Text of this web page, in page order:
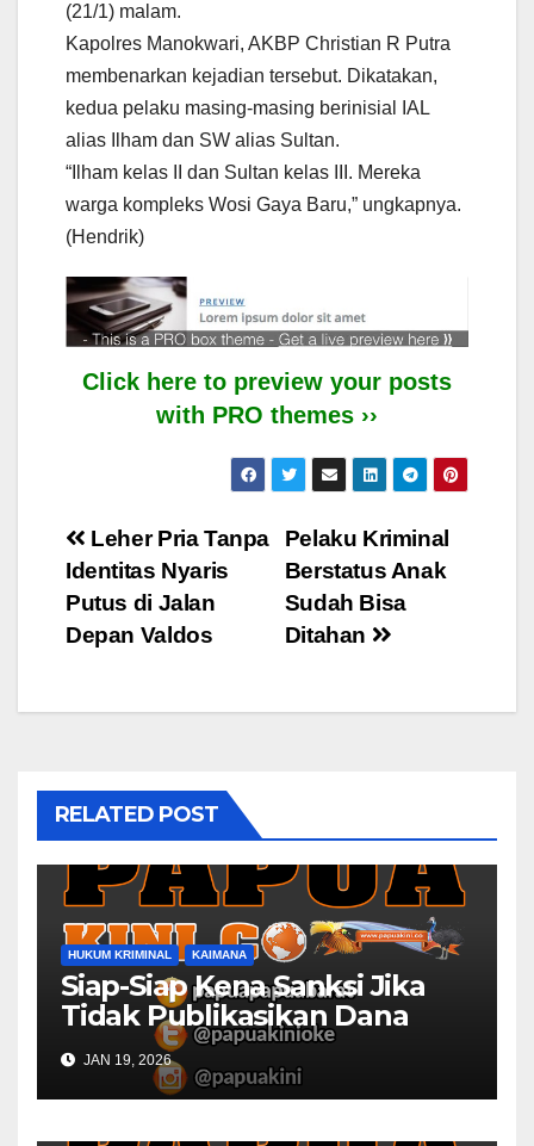
(21/1) malam.
Kapolres Manokwari, AKBP Christian R Putra
membenarkan kejadian tersebut. Dikatakan,
kedua pelaku masing-masing berinisial IAL
alias Ilham dan SW alias Sultan.
“Ilham kelas II dan Sultan kelas III. Mereka
warga kompleks Wosi Gaya Baru,” ungkapnya.
(Hendrik)
Click here to preview your posts
with PRO themes ››
Post
navigation
Pelaku Kriminal
Berstatus Anak
Sudah Bisa
Ditahan
Leher Pria Tanpa
Identitas Nyaris
Putus di Jalan
Depan Valdos
RELATED POST
HUKUM KRIMINAL KAIMANA
Siap-Siap Kena Sanksi Jika
Tidak Publikasikan Dana
Desa
JAN 19, 2026